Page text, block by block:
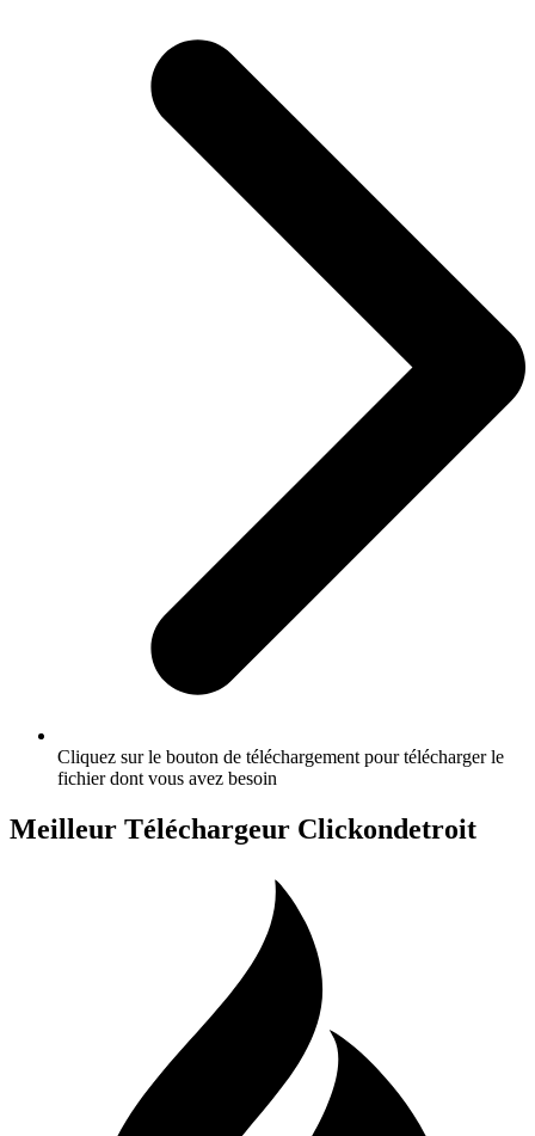
Cliquez sur le bouton de téléchargement pour télécharger le
fichier dont vous avez besoin
Meilleur Téléchargeur Clickondetroit